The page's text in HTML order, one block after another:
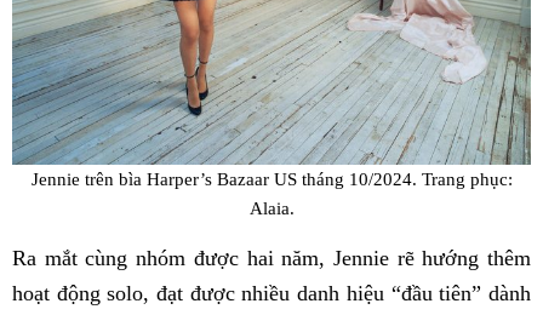
Jennie trên bìa Harper’s Bazaar US tháng 10/2024. Trang phục:
Alaia.
Ra mắt cùng nhóm được hai năm, Jennie rẽ hướng thêm
hoạt động solo, đạt được nhiều danh hiệu “đầu tiên” dành